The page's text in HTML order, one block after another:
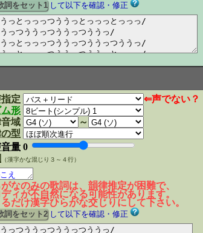
して以下を確認・修正
定
⇐声でない？
ム形
域
～
型
量 0
（漢字かな混じり３～４行）
なのみの歌詞は、韻律推定が困難で、
ディが不自然になる可能性があります。
だけ漢字ひらがな交じりにして下さい。
して以下を確認・修正